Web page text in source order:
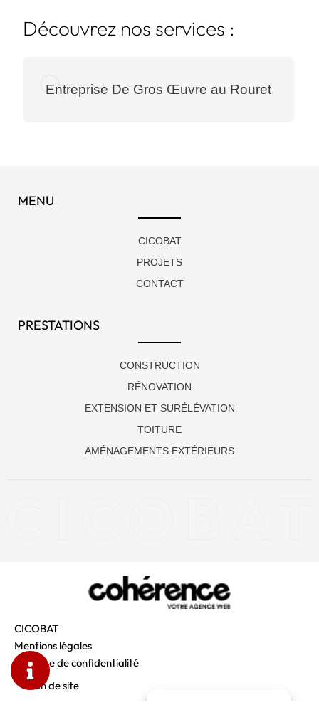
Découvrez nos services :
Entreprise De Gros Œuvre au Rouret
MENU
CICOBAT
PROJETS
CONTACT
PRESTATIONS
CONSTRUCTION
RÉNOVATION
EXTENSION ET SURÉLÉVATION
TOITURE
AMÉNAGEMENTS EXTÉRIEURS
CICOBAT
Mentions légales
Politique de confidentialité
Plan de site